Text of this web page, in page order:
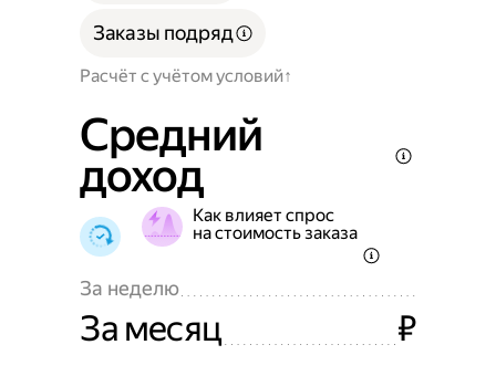
Расчёт с учётом условий
Заказы подряд
Средний
доход
Как влияет спрос
на стоимость заказа
За неделю
За месяц ₽